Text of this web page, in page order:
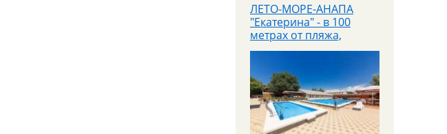
ЛЕТО-МОРЕ-АНАПА
"Екатерина" - в 100
метрах от пляжа,
завтраки входят в
стоимость